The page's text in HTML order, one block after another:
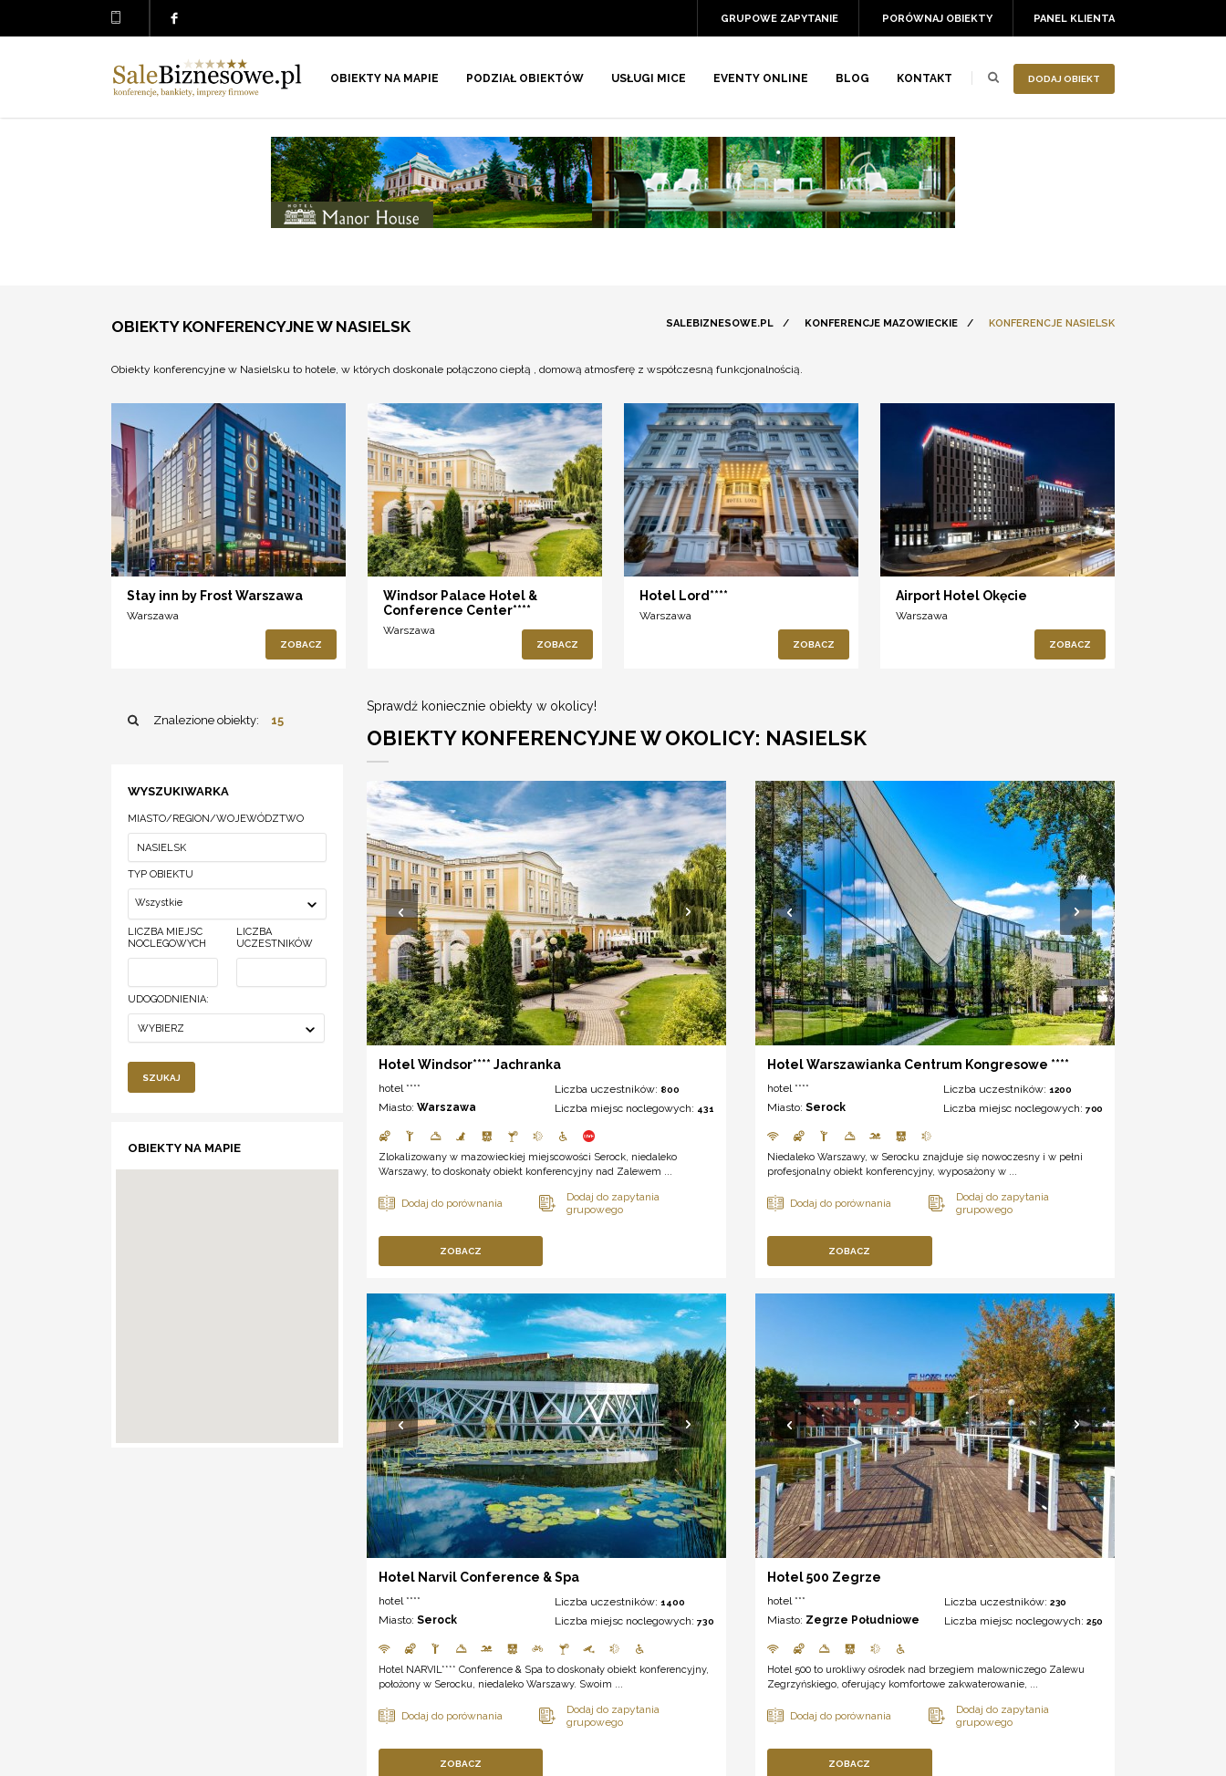
PANEL KLIENTA
PORÓWNAJ OBIEKTY
GRUPOWE ZAPYTANIE
DODAJ OBIEKT
OBIEKTY NA MAPIE PODZIAŁ OBIEKTÓW USŁUGI MICE EVENTY ONLINE BLOG KONTAKT
OBIEKTY KONFERENCYJNE W NASIELSK SALEBIZNESOWE.PL / KONFERENCJE MAZOWIECKIE / KONFERENCJE NASIELSK
Obiekty konferencyjne w Nasielsku to hotele, w których doskonale połączono ciepłą , domową atmosferę z współczesną funkcjonalnością.
Stay inn by Frost Warszawa
Warszawa
ZOBACZ
Windsor Palace Hotel &
Conference Center****
Warszawa
ZOBACZ
Hotel Lord****
Warszawa
ZOBACZ
Airport Hotel Okęcie
Warszawa
ZOBACZ
Znalezione obiekty: 15
WYSZUKIWARKA
MIASTO/REGION/WOJEWÓDZTWO
TYP OBIEKTU
Wszystkie
LICZBA MIEJSC
NOCLEGOWYCH
LICZBA
UCZESTNIKÓW
UDOGODNIENIA:
WYBIERZ
SZUKAJ
OBIEKTY NA MAPIE
Sprawdź koniecznie obiekty w okolicy!
OBIEKTY KONFERENCYJNE W OKOLICY: NASIELSK
Hotel Windsor**** Jachranka
hotel ****
Miasto: Warszawa
Liczba uczestników: 800
Liczba miejsc noclegowych: 431
Zlokalizowany w mazowieckiej miejscowości Serock, niedaleko
Warszawy, to doskonały obiekt konferencyjny nad Zalewem ...
ZOBACZ
Hotel Warszawianka Centrum Kongresowe ****
hotel ****
Miasto:Serock
Liczba uczestników: 1200
Liczba miejsc noclegowych: 700
Niedaleko Warszawy, w Serocku znajduje się nowoczesny i w pełni
profesjonalny obiekt konferencyjny, wyposażony w ...
ZOBACZ
Hotel Narvil Conference & Spa
hotel ****
Miasto: Serock
Liczba uczestników:1400
Liczba miejsc noclegowych:730
Hotel NARVIL**** Conference & Spa to doskonały obiekt konferencyjny,
położony w Serocku, niedaleko Warszawy. Swoim ...
ZOBACZ
Hotel 500 Zegrze
hotel ***
Miasto: Zegrze Południowe
Liczba uczestników: 230
Liczba miejsc noclegowych: 250
Hotel 500 to urokliwy ośrodek nad brzegiem malowniczego Zalewu
Zegrzyńskiego, oferujący komfortowe zakwaterowanie, ...
ZOBACZ